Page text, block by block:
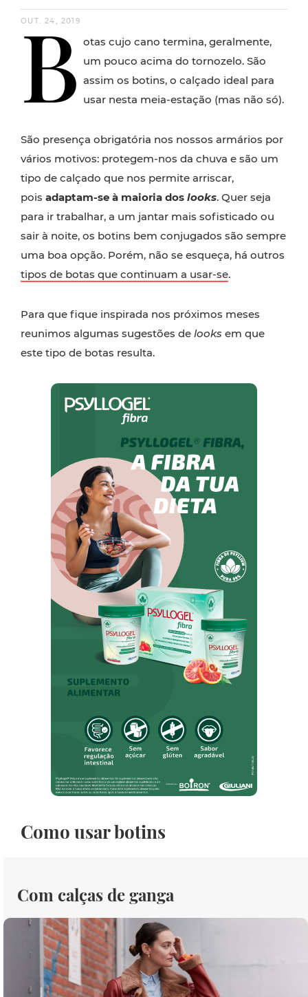
OUT. 24, 2019
B otas cujo cano termina, geralmente,
um pouco acima do tornozelo. São
assim os botins, o calçado ideal para
usar nesta meia-estação (mas não só).
São presença obrigatória nos nossos armários por
vários motivos: protegem-nos da chuva e são um
tipo de calçado que nos permite arriscar,
pois adaptam-se à maioria dos looks. Quer seja
para ir trabalhar, a um jantar mais sofisticado ou
sair à noite, os botins bem conjugados são sempre
uma boa opção. Porém, não se esqueça, há outros
tipos de botas que continuam a usar-se.
Para que fique inspirada nos próximos meses
reunimos algumas sugestões de looks em que
este tipo de botas resulta.
Como usar botins
Com calças de ganga